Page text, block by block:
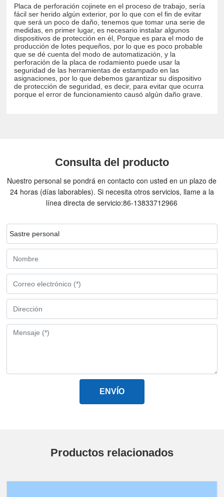
Placa de perforación cojinete en el proceso de trabajo, sería
fácil ser herido algún exterior, por lo que con el fin de evitar
que será un poco de daño, tenemos que tomar una serie de
medidas, en primer lugar, es necesario instalar algunos
dispositivos de protección en él, Porque es para el modo de
producción de lotes pequeños, por lo que es poco probable
que se dé cuenta del modo de automatización, y la
perforación de la placa de rodamiento puede usar la
seguridad de las herramientas de estampado en las
asignaciones, por lo que debemos garantizar su dispositivo
de protección de seguridad, es decir, para evitar que ocurra
porque el error de funcionamiento causó algún daño grave.
Consulta del producto
Nuestro personal se pondrá en contacto con usted en un plazo de
24 horas (días laborables). Si necesita otros servicios, llame a la
línea directa de servicio:86-13833712966
Sastre personal
ENVÍO
Productos relacionados